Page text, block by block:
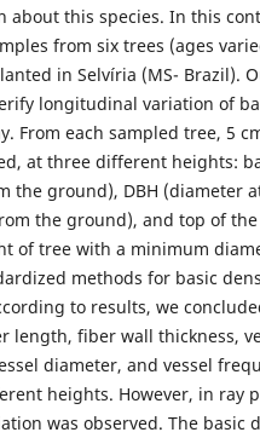
about this species. In this
from six trees (ages
in Selvíria (MS- Brazil).
longitudinal variation of
From each sampled tree, 5
at three different heights:
the ground), DBH (diameter
the ground), and top of
of tree with a minimum
methods for basic
to results, we
length, fiber wall thickness,
diameter, and vessel
heights. However, in ray
was observed. The basic